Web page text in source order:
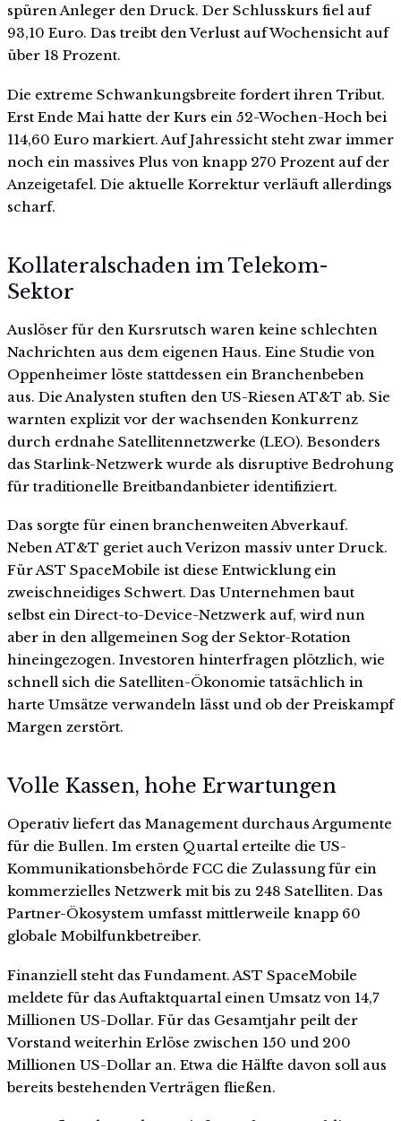
spüren Anleger den Druck. Der Schlusskurs fiel auf
93,10 Euro. Das treibt den Verlust auf Wochensicht auf
über 18 Prozent.
Die extreme Schwankungsbreite fordert ihren Tribut.
Erst Ende Mai hatte der Kurs ein 52-Wochen-Hoch bei
114,60 Euro markiert. Auf Jahressicht steht zwar immer
noch ein massives Plus von knapp 270 Prozent auf der
Anzeigetafel. Die aktuelle Korrektur verläuft allerdings
scharf.
Kollateralschaden im Telekom-
Sektor
Auslöser für den Kursrutsch waren keine schlechten
Nachrichten aus dem eigenen Haus. Eine Studie von
Oppenheimer löste stattdessen ein Branchenbeben
aus. Die Analysten stuften den US-Riesen AT&T ab. Sie
warnten explizit vor der wachsenden Konkurrenz
durch erdnahe Satellitennetzwerke (LEO). Besonders
das Starlink-Netzwerk wurde als disruptive Bedrohung
für traditionelle Breitbandanbieter identifiziert.
Das sorgte für einen branchenweiten Abverkauf.
Neben AT&T geriet auch Verizon massiv unter Druck.
Für AST SpaceMobile ist diese Entwicklung ein
zweischneidiges Schwert. Das Unternehmen baut
selbst ein Direct-to-Device-Netzwerk auf, wird nun
aber in den allgemeinen Sog der Sektor-Rotation
hineingezogen. Investoren hinterfragen plötzlich, wie
schnell sich die Satelliten-Ökonomie tatsächlich in
harte Umsätze verwandeln lässt und ob der Preiskampf
Margen zerstört.
Volle Kassen, hohe Erwartungen
Operativ liefert das Management durchaus Argumente
für die Bullen. Im ersten Quartal erteilte die US-
Kommunikationsbehörde FCC die Zulassung für ein
kommerzielles Netzwerk mit bis zu 248 Satelliten. Das
Partner-Ökosystem umfasst mittlerweile knapp 60
globale Mobilfunkbetreiber.
Finanziell steht das Fundament. AST SpaceMobile
meldete für das Auftaktquartal einen Umsatz von 14,7
Millionen US-Dollar. Für das Gesamtjahr peilt der
Vorstand weiterhin Erlöse zwischen 150 und 200
Millionen US-Dollar an. Etwa die Hälfte davon soll aus
bereits bestehenden Verträgen fließen.